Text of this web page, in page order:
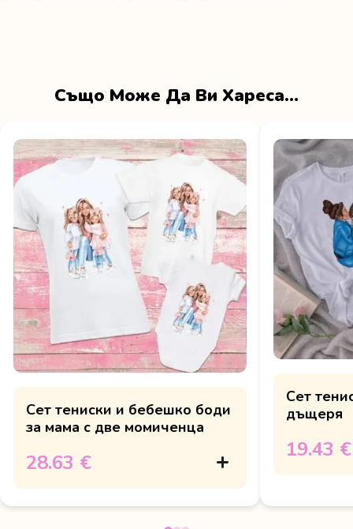
Също Може Да Ви Хареса…
Сет тениски и бебешко боди
за мама с две момиченца
28.63 €
Сет
дъщеря
19.43 €